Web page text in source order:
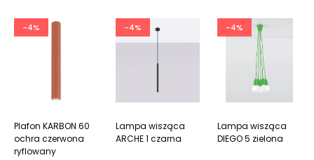
-4%
Plafon KARBON 60
ochra czerwona
ryflowany
-4%
Lampa wisząca
ARCHE 1 czarna
-4%
Lampa wisząca
DIEGO 5 zielona